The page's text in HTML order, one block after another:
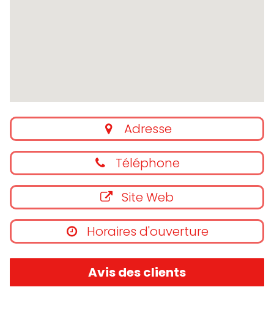
Adresse
Téléphone
Site Web
Horaires d'ouverture
Avis des clients